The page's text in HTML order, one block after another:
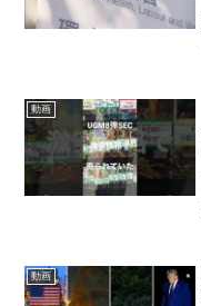
動画
動画